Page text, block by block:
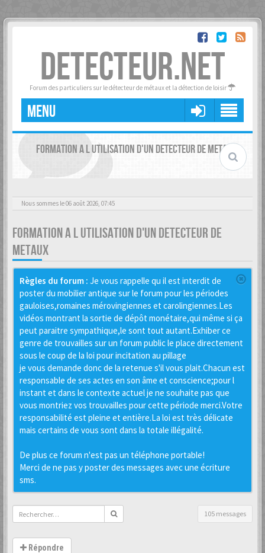
DETECTEUR.NET
Forum des particuliers sur le détecteur de métaux et la détection de loisir
MENU
FORMATION A L UTILISATION D'UN DETECTEUR DE METAUX
Nous sommes le 06 août 2026, 07:45
FORMATION A L UTILISATION D'UN DETECTEUR DE
METAUX
Règles du forum : Je vous rappelle qu il est interdit de
poster du mobilier antique sur le forum pour les périodes
gauloises,romaines mérovingiennes et carolingiennes.Les
vidéos montrant la sortie de dépôt monétaire,qui même si ça
peut paraitre sympathique,le sont tout autant.Exhiber ce
genre de trouvailles sur un forum public le place directement
sous le coup de la loi pour incitation au pillage
je vous demande donc de la retenue s'il vous plait.Chacun est
responsable de ses actes en son âme et conscience;pour l
instant et dans le contexte actuel je ne souhaite pas que
vous montriez vos trouvailles pour cette période merci.Votre
responsabilité est pleine et entière.La loi est très délicate
mais certains de vous sont dans la totale illégalité.
De plus ce forum n'est pas un téléphone portable!
Merci de ne pas y poster des messages avec une écriture
sms.
105 messages
Répondre